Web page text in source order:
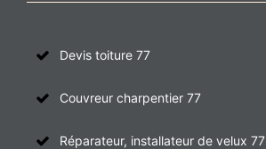
Devis toiture 77
Couvreur charpentier 77
Réparateur, installateur de velux 77